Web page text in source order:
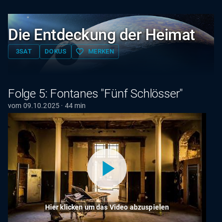
Die Entdeckung der Heimat
3SAT DOKUS favorite_border MERKEN
Folge 5: Fontanes "Fünf Schlösser"
vom 09.10.2025 · 44 min
Hier klicken um das Video abzuspielen